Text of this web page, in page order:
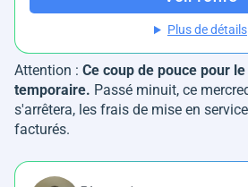
Plus de détails
Attention : Ce coup de pouce pour
temporaire. Passé minuit, ce
s'arrêtera, les frais de mise en
facturés.